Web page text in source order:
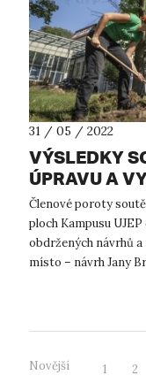
31 / 05 / 2022
VÝSLEDKY
ÚPRAVU A
PLOCH
Členové poroty
ploch Kampusu UJEP
obdržených návrhů
místo – návrh Jany
Novější 1 2